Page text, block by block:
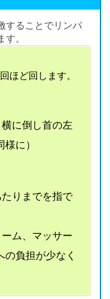
することでリンパ
。
ほど回します。
に倒し首の左
に）
りまでを指で
ム、マッサー
負担が少なく